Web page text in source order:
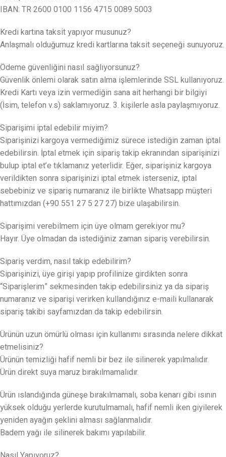
IBAN: TR 2600 0100 1156 4715 0089 5003
Kredi kartına taksit yapıyor musunuz?
Anlaşmalı olduğumuz kredi kartlarına taksit seçeneği sunuyoruz.
Ödeme güvenliğini nasıl sağlıyorsunuz?
Güvenlik önlemi olarak satın alma işlemlerinde SSL kullanıyoruz.
Kredi Kartı veya izin vermediğin sana ait herhangi bir bilgiyi
(İsim, telefon v.s) saklamıyoruz. 3. kişilerle asla paylaşmıyoruz.
Siparişimi iptal edebilir miyim?
Siparişinizi kargoya vermediğimiz sürece istediğin zaman iptal
edebilirsin. İptal etmek için sipariş takip ekranından siparişinizi
bulup iptal et’e tıklamanız yeterlidir. Eğer, siparişiniz kargoya
verildikten sonra siparişinizi iptal etmek isterseniz, iptal
sebebiniz ve sipariş numaranız ile birlikte Whatsapp müşteri
hattımızdan (+90 551 27 5 27 27) bize ulaşabilirsin.
Siparişimi verebilmem için üye olmam gerekiyor mu?
Hayır. Üye olmadan da istediğiniz zaman sipariş verebilirsin.
Sipariş verdim, nasıl takip edebilirim?
Siparişinizi, üye girişi yapıp profilinize girdikten sonra
“Siparişlerim” sekmesinden takip edebilirsiniz ya da sipariş
numaranız ve siparişi verirken kullandığınız e-maili kullanarak
sipariş takibi sayfamızdan da takip edebilirsin.
Ürünün uzun ömürlü olması için kullanımı sırasında nelere dikkat
etmelisiniz?
Ürünün temizliği hafif nemli bir bez ile silinerek yapılmalıdır.
Ürün direkt suya maruz bırakılmamalıdır.
Ürün ıslandığında güneşe bırakılmamalı, soba kenarı gibi ısının
yüksek olduğu yerlerde kurutulmamalı, hafif nemli iken giyilerek
yeniden ayağın şeklini alması sağlanmalıdır.
Badem yağı ile silinerek bakımı yapılabilir.